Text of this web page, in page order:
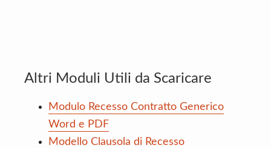
Altri Moduli Utili da Scaricare
Modulo Recesso Contratto Generico
Word e PDF
Modello Clausola di Recesso